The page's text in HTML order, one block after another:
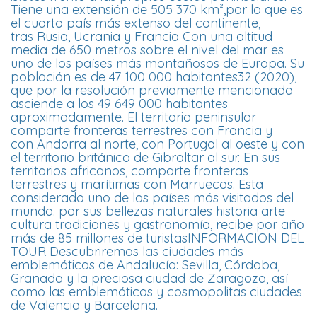
Tiene una extensión de 505 370 km²,por lo que es
el cuarto país más extenso del continente,
tras Rusia, Ucrania y Francia Con una altitud
media de 650 metros sobre el nivel del mar es
uno de los países más montañosos de Europa. Su
población es de 47 100 000 habitantes32​ (2020),
que por la resolución previamente mencionada
asciende a los 49 649 000 habitantes
aproximadamente. El territorio peninsular
comparte fronteras terrestres con Francia y
con Andorra al norte, con Portugal al oeste y con
el territorio británico de Gibraltar al sur. En sus
territorios africanos, comparte fronteras
terrestres y marítimas con Marruecos. Esta
considerado uno de los países más visitados del
mundo. por sus bellezas naturales historia arte
cultura tradiciones y gastronomía, recibe por año
más de 85 millones de turistasINFORMACION DEL
TOUR Descubriremos las ciudades más
emblemáticas de Andalucía: Sevilla, Córdoba,
Granada y la preciosa ciudad de Zaragoza, así
como las emblemáticas y cosmopolitas ciudades
de Valencia y Barcelona.